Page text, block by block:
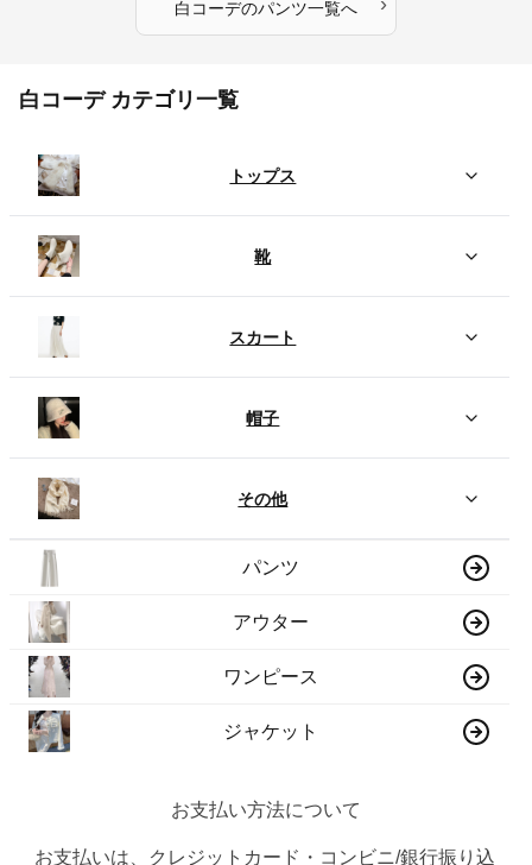
白コーデのパンツ一覧へ
白コーデ カテゴリ一覧
トップス
靴
スカート
帽子
その他
パンツ
アウター
ワンピース
ジャケット
お支払い方法について
お支払いは、クレジットカード・コンビニ/銀行振り込